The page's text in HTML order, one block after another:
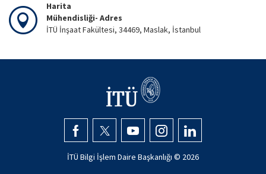
Harita
Mühendisliği- Adres
İTÜ İnşaat Fakültesi, 34469, Maslak, İstanbul
İTÜ Bilgi İşlem Daire Başkanlığı © 2026